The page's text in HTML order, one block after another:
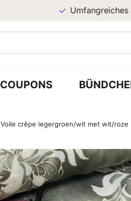
Umfangreiches &
COUPONS
Voile crêpe legergroen/wit met wit/roze